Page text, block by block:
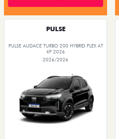
PULSE
PULSE AUDACE TURBO 200 HYBRID FLEX AT
4P 2026
2026/2026